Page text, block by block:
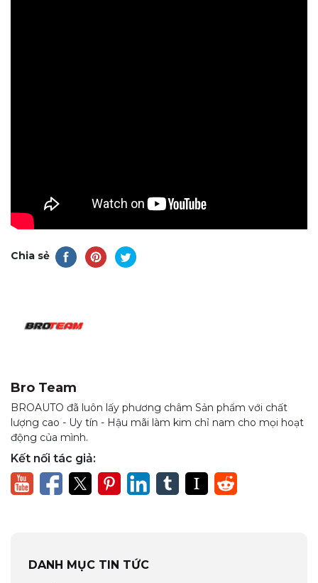
Chia sẻ
Bro Team
BROAUTO đã luôn lấy phương châm Sản phẩm với chất
lượng cao - Uy tín - Hậu mãi làm kim chỉ nam cho mọi hoạt
động của mình.
Kết nối tác giả:
DANH MỤC TIN TỨC